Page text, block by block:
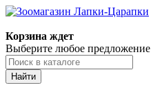
Корзина ждет
Выберите любое предложение
Найти